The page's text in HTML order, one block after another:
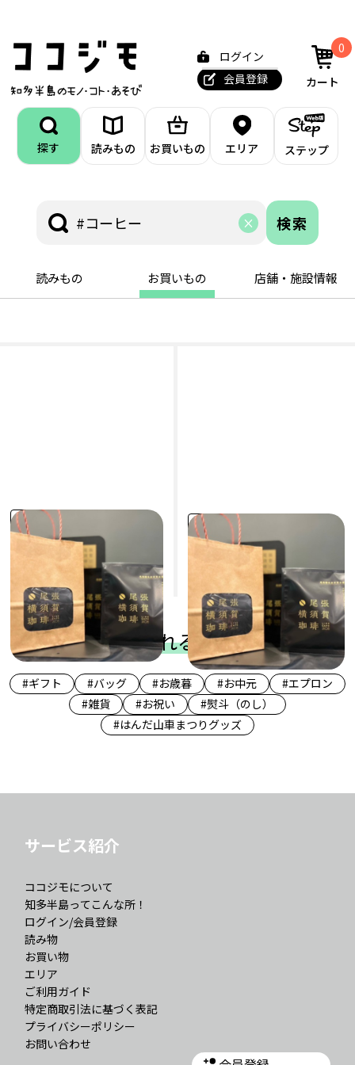
ログイン
会員登録
0
カート
探す 読みもの お買いもの エリア ステップ
検索
読みもの お買いもの 店舗・施設情報
尾張横須賀珈琲 コーヒー
バッグ 20 包
LIVE CAFE ニシマルヤ
#ギフト
4,980円(税込)
尾張横須賀珈琲 コーヒー
バッグ 10 包
LIVE CAFE ニシマルヤ
#ギフト
2,500円(税込)
よく検索されるキーワード
#ギフト #バッグ #お歳暮 #お中元
#エプロン
#雑貨
#お祝い
#熨斗（のし）
#はんだ山車まつりグッズ
サービス紹介
ココジモについて
知多半島ってこんな所！
ログイン/会員登録
読み物
お買い物
エリア
ご利用ガイド
特定商取引法に基づく表記
プライバシーポリシー
お問い合わせ